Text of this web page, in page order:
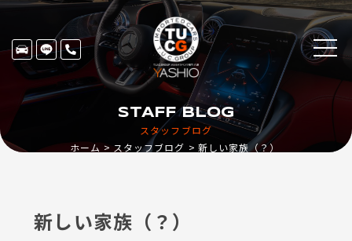
スタッフブログ
STAFF BLOG
ホーム スタッフブログ 新しい家族（？）
新しい家族（？）